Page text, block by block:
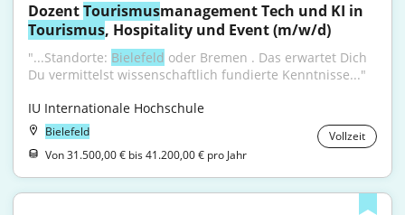
Dozent Tourismus
Tourismus, Hospitality und Event (m/w/d)
"...Standorte: Bielefeld oder Bremen . Das erwartet Dich
Du vermittelst wissenschaftlich fundierte Kenntnisse..."
IU Internationale Hochschule
Bielefeld
Vollzeit
Von 31.500,00 € bis 41.200,00 € pro Jahr